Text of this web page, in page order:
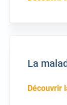
La
Découvrir